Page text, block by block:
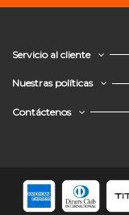
Servicio al cliente
Nuestras políticas
Contáctenos